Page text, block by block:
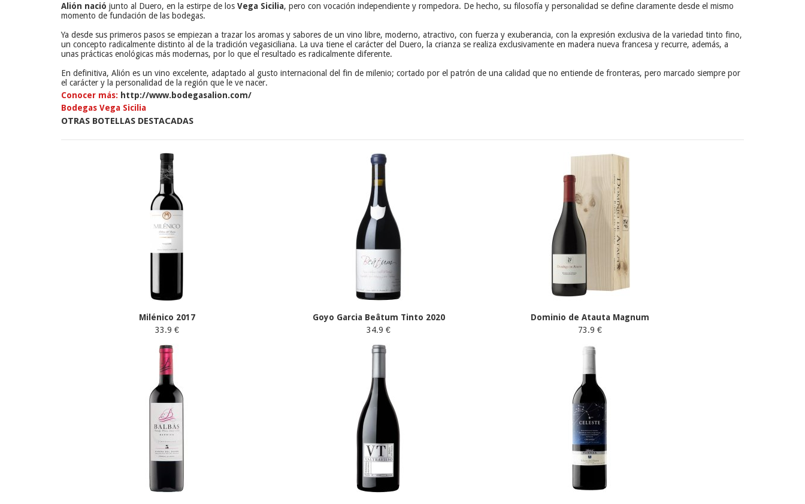
Alión nació junto al Duero, en la estirpe de los Vega Sicilia, pero con vocación independiente y rompedora. De hecho, su filosofía y personalidad se define claramente desde el mismo
momento de fundación de las bodegas.
Ya desde sus primeros pasos se empiezan a trazar los aromas y sabores de un vino libre, moderno, atractivo, con fuerza y exuberancia, con la expresión exclusiva de la variedad tinto fino,
un concepto radicalmente distinto al de la tradición vegasiciliana. La uva tiene el carácter del Duero, la crianza se realiza exclusivamente en madera nueva francesa y recurre, además, a
unas prácticas enológicas más modernas, por lo que el resultado es radicalmente diferente.
En definitiva, Alión es un vino excelente, adaptado al gusto internacional del fin de milenio; cortado por el patrón de una calidad que no entiende de fronteras, pero marcado siempre por
el carácter y la personalidad de la región que le ve nacer.
Conocer más: http://www.bodegasalion.com/
Bodegas Vega Sicilia
OTRAS BOTELLAS DESTACADAS
Milénico 2017
33.9 €
Goyo Garcia Beâtum Tinto 2020
34.9 €
Dominio de Atauta Magnum
73.9 €